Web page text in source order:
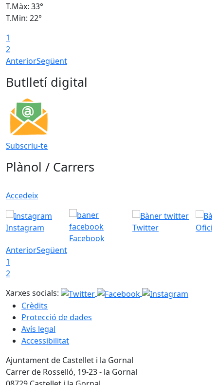
T.Màx: 33°
T.Min: 22°
1
2
AnteriorSegüent
Butlletí digital
Subscriu-te
Plànol / Carrers
Accedeix
Instagram
Facebook
Twitter
AnteriorSegüent
1
2
Xarxes socials:
Crèdits
Protecció de dades
Avís legal
Accessibilitat
Ajuntament de Castellet i la Gornal
Carrer de Rosselló, 19-23 - la Gornal